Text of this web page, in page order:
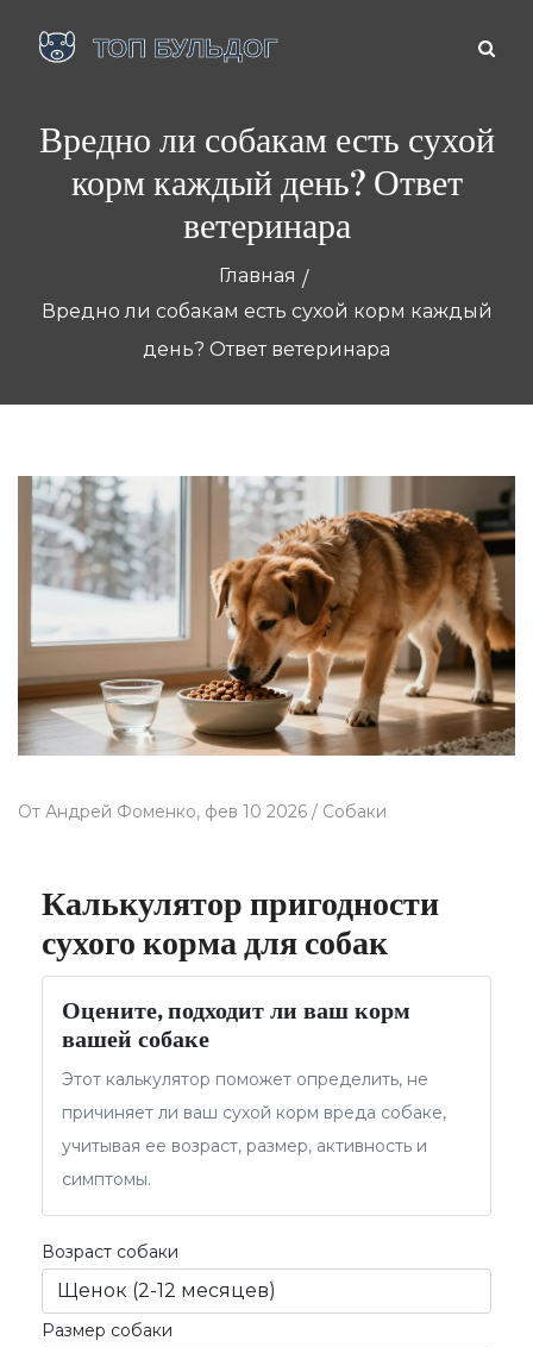
Вредно ли собакам есть сухой
корм каждый день? Ответ
ветеринара
Главная
Вредно ли собакам есть сухой корм каждый
день? Ответ ветеринара
От Андрей Фоменко, фев 10 2026 / Собаки
Калькулятор пригодности
сухого корма для собак
Оцените, подходит ли ваш корм
вашей собаке
Этот калькулятор поможет определить, не
причиняет ли ваш сухой корм вреда собаке,
учитывая ее возраст, размер, активность и
симптомы.
Возраст собаки
Размер собаки